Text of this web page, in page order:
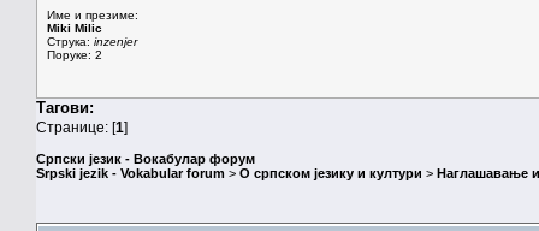
Име и презиме:
Miki Milic
Струка: inzenjer
Поруке: 2
Тагови:
Странице: [1]
Српски језик - Вокабулар форум
Srpski jezik - Vokabular forum > О српском језику и култури > Наглашавање